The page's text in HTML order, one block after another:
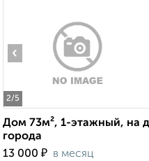
2/5
‹
Дом 73м², 1-этажный, на
города
13 000 ₽ в месяц